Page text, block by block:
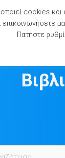
cookies
Πατήστε